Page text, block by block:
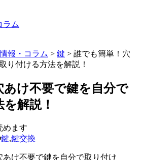
ラム
報・コラム > 鍵 > 誰でも簡単！穴
り付ける方法を解説！
あけ不要で鍵を自分で
解説！
めます
鍵,鍵交換